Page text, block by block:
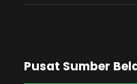
Pusat Sumber